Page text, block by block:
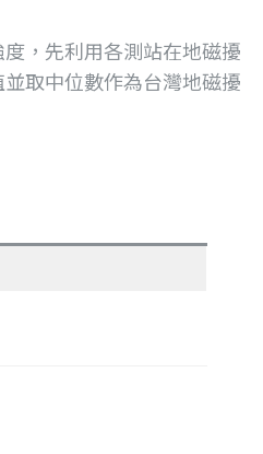
，先利用各測站在地磁擾
取中位數作為台灣地磁擾